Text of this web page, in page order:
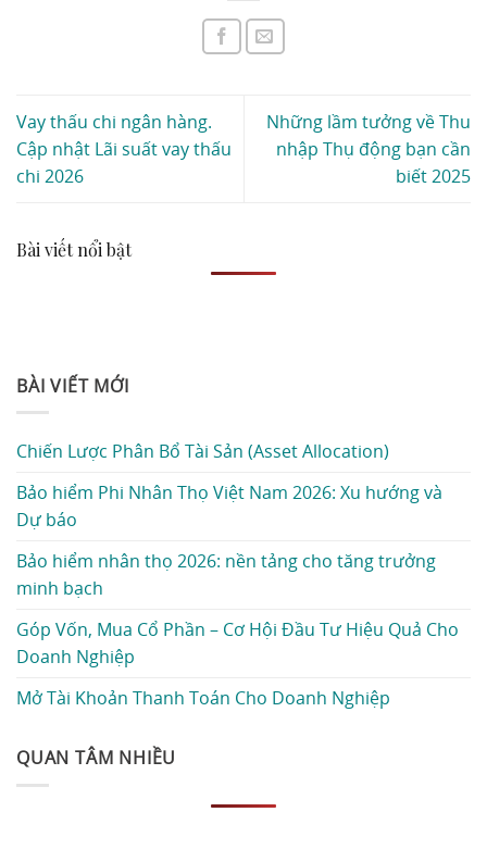
Vay thấu chi ngân hàng.
Cập nhật Lãi suất vay thấu
chi 2026
Những lầm tưởng về Thu
nhập Thụ động bạn cần
biết 2025
Bài viết nổi bật
BÀI VIẾT MỚI
Chiến Lược Phân Bổ Tài Sản (Asset Allocation)
Bảo hiểm Phi Nhân Thọ Việt Nam 2026: Xu hướng và
Dự báo
Bảo hiểm nhân thọ 2026: nền tảng cho tăng trưởng
minh bạch
Góp Vốn, Mua Cổ Phần – Cơ Hội Đầu Tư Hiệu Quả Cho
Doanh Nghiệp
Mở Tài Khoản Thanh Toán Cho Doanh Nghiệp
QUAN TÂM NHIỀU